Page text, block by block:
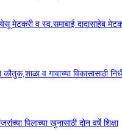
व स्व.समाबाई दादासाहेब
व गावाच्या विकासासाठी
पिलाच्या खुनासाठी दोन वर्षे शिक्षा